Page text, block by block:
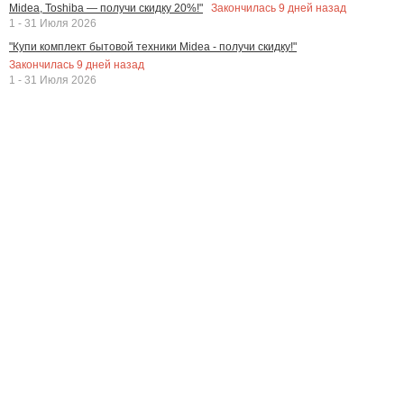
Midea, Toshiba — получи скидку 20%!"
Закончилась 9 дней назад
1 - 31 Июля 2026
"Купи комплект бытовой техники Midea - получи скидку!"
Закончилась 9 дней назад
1 - 31 Июля 2026